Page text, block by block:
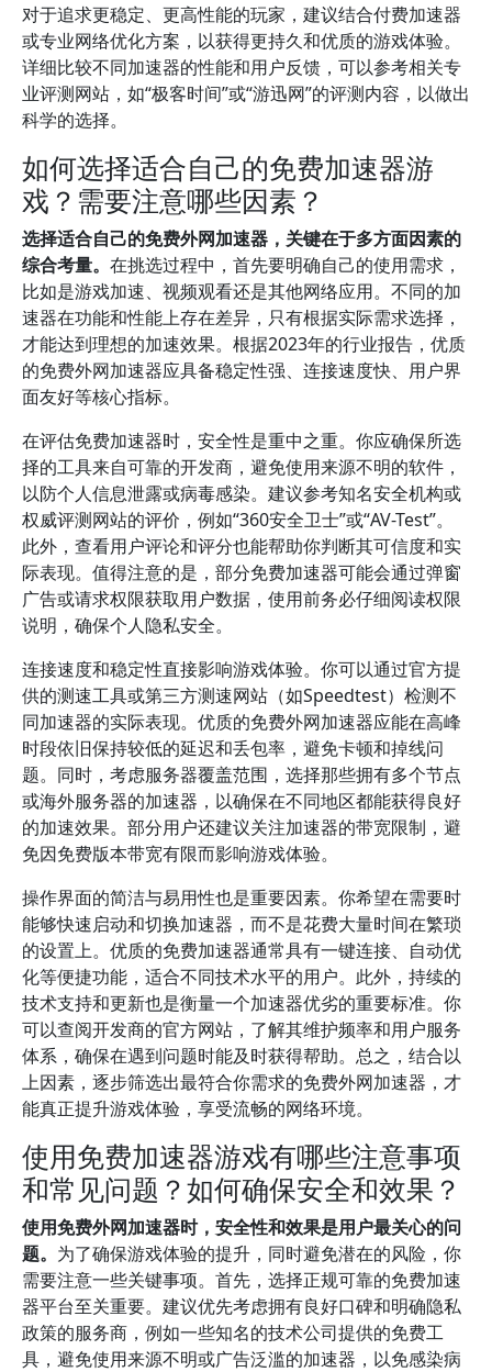
对于追求更稳定、更高性能的玩家，建议结合付费加速器
或专业网络优化方案，以获得更持久和优质的游戏体验。
详细比较不同加速器的性能和用户反馈，可以参考相关专
业评测网站，如“极客时间”或“游迅网”的评测内容，以做出
科学的选择。
如何选择适合自己的免费加速器游
戏？需要注意哪些因素？
选择适合自己的免费外网加速器，关键在于多方面因素的
综合考量。 在挑选过程中，首先要明确自己的使用需求，
比如是游戏加速、视频观看还是其他网络应用。不同的加
速器在功能和性能上存在差异，只有根据实际需求选择，
才能达到理想的加速效果。根据2023年的行业报告，优质
的免费外网加速器应具备稳定性强、连接速度快、用户界
面友好等核心指标。
在评估免费加速器时，安全性是重中之重。你应确保所选
择的工具来自可靠的开发商，避免使用来源不明的软件，
以防个人信息泄露或病毒感染。建议参考知名安全机构或
权威评测网站的评价，例如“360安全卫士”或“AV-Test”。
此外，查看用户评论和评分也能帮助你判断其可信度和实
际表现。值得注意的是，部分免费加速器可能会通过弹窗
广告或请求权限获取用户数据，使用前务必仔细阅读权限
说明，确保个人隐私安全。
连接速度和稳定性直接影响游戏体验。你可以通过官方提
供的测速工具或第三方测速网站（如Speedtest）检测不
同加速器的实际表现。优质的免费外网加速器应能在高峰
时段依旧保持较低的延迟和丢包率，避免卡顿和掉线问
题。同时，考虑服务器覆盖范围，选择那些拥有多个节点
或海外服务器的加速器，以确保在不同地区都能获得良好
的加速效果。部分用户还建议关注加速器的带宽限制，避
免因免费版本带宽有限而影响游戏体验。
操作界面的简洁与易用性也是重要因素。你希望在需要时
能够快速启动和切换加速器，而不是花费大量时间在繁琐
的设置上。优质的免费加速器通常具有一键连接、自动优
化等便捷功能，适合不同技术水平的用户。此外，持续的
技术支持和更新也是衡量一个加速器优劣的重要标准。你
可以查阅开发商的官方网站，了解其维护频率和用户服务
体系，确保在遇到问题时能及时获得帮助。总之，结合以
上因素，逐步筛选出最符合你需求的免费外网加速器，才
能真正提升游戏体验，享受流畅的网络环境。
使用免费加速器游戏有哪些注意事项
和常见问题？如何确保安全和效果？
使用免费外网加速器时，安全性和效果是用户最关心的问
题。 为了确保游戏体验的提升，同时避免潜在的风险，你
需要注意一些关键事项。首先，选择正规可靠的免费加速
器平台至关重要。建议优先考虑拥有良好口碑和明确隐私
政策的服务商，例如一些知名的技术公司提供的免费工
具，避免使用来源不明或广告泛滥的加速器，以免感染病